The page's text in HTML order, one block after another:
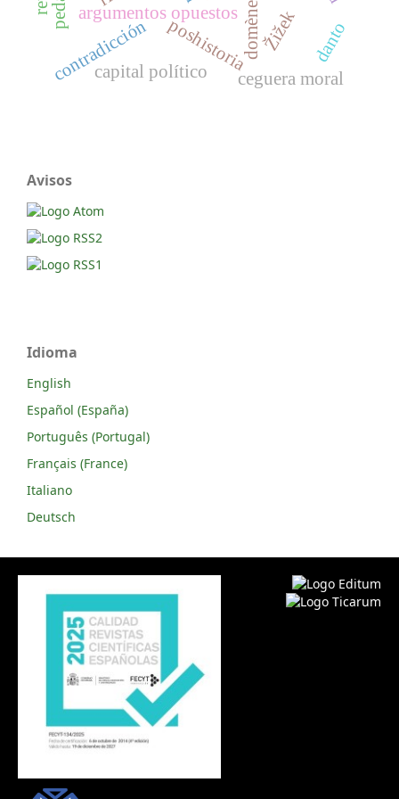
argumentos opuestos domènechŽižek
contradicción poshistoria
capital político ceguera moral
danto
Avisos
Idioma
English
Español (España)
Português (Portugal)
Français (France)
Italiano
Deutsch